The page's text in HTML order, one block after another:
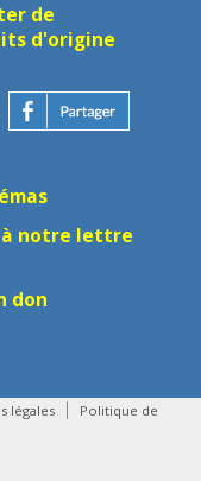
de
d'origine
notre lettre
don
légales
Politique de